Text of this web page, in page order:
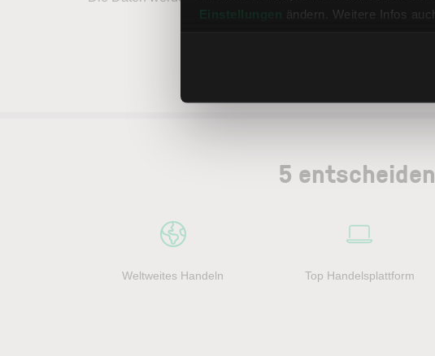
Einstellungen
ändern. Weitere Infos
5
Weltweites Handeln Top Handelsplattform